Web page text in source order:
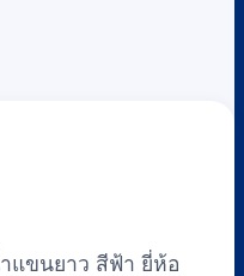
แขนยาว สีฟ้า ยี่ห้อ